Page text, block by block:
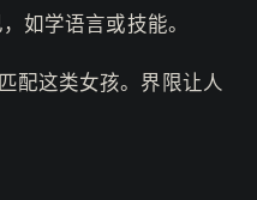
如学语言或技能。
配这类女孩。界限让人